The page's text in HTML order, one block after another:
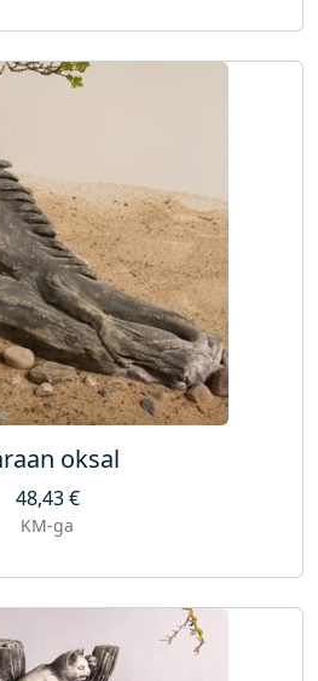
oksal
48,43€
KM-ga